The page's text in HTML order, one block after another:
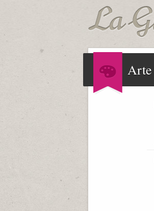
Arte